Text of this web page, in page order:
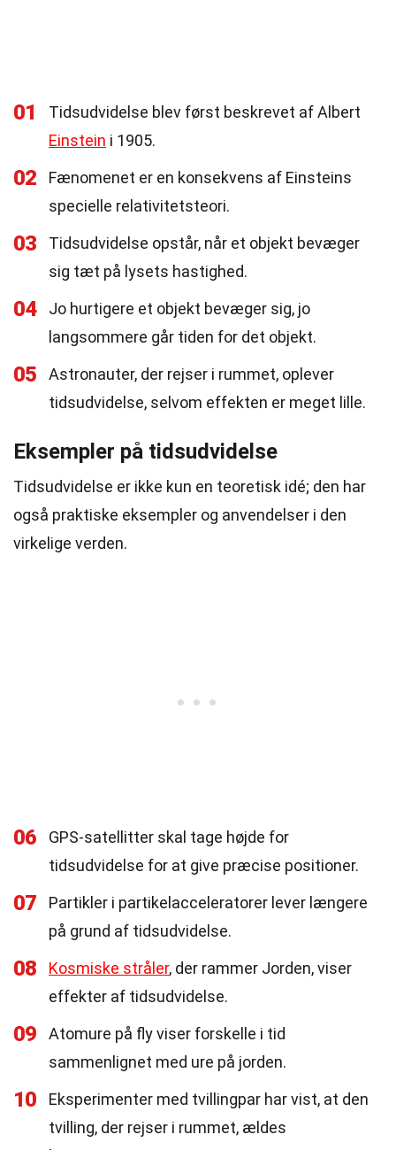
01
Tidsudvidelse blev først beskrevet af Albert
Einstein i 1905.
02
Fænomenet er en konsekvens af Einsteins
specielle relativitetsteori.
03
Tidsudvidelse opstår, når et objekt bevæger
sig tæt på lysets hastighed.
04
Jo hurtigere et objekt bevæger sig, jo
langsommere går tiden for det objekt.
05
Astronauter, der rejser i rummet, oplever
tidsudvidelse, selvom effekten er meget lille.
Eksempler på tidsudvidelse
Tidsudvidelse er ikke kun en teoretisk idé; den har
også praktiske eksempler og anvendelser i den
virkelige verden.
06
GPS-satellitter skal tage højde for
tidsudvidelse for at give præcise positioner.
07
Partikler i partikelacceleratorer lever længere
på grund af tidsudvidelse.
08 Kosmiske stråler, der rammer Jorden, viser
effekter af tidsudvidelse.
09
Atomure på fly viser forskelle i tid
sammenlignet med ure på jorden.
10
Eksperimenter med tvillingpar har vist, at den
tvilling, der rejser i rummet, ældes